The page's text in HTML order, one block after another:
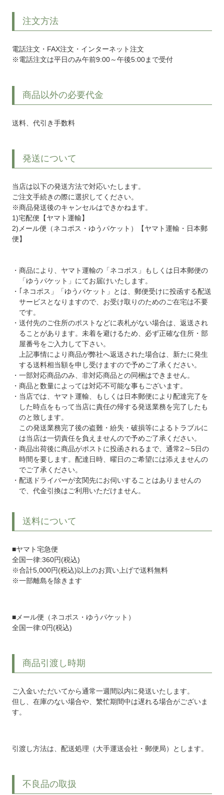
注文方法
電話注文・FAX注文・インターネット注文
※電話注文は平日のみ午前9:00～午後5:00まで受付
商品以外の必要代金
送料、代引き手数料
発送について
当店は以下の発送方法で対応いたします。
ご注文手続きの際に選択してください。
※商品発送後のキャンセルはできかねます。
1)宅配便【ヤマト運輸】
2)メール便（ネコポス・ゆうパケット）【ヤマト運輸・日本郵
便】
商品により、ヤマト運輸の「ネコポス」もしくは日本郵便の
「ゆうパケット」にてお届けいたします。
｢ネコポス」「ゆうパケット」とは、郵便受けに投函する配送
サービスとなりますので、お受け取りのためのご在宅は不要
です。
送付先のご住所のポストなどに表札がない場合は、返送され
ることがあります。未着を避けるため、必ず正確な住所・部
屋番号をご入力して下さい。
上記事情により商品が弊社へ返送された場合は、新たに発生
する送料相当額を申し受けますので予めご了承ください。
一部対応商品のみ、非対応商品との同梱はできません。
商品と数量によっては対応不可能な事もございます。
当店では、ヤマト運輸、もしくは日本郵便により配達完了を
した時点をもって当店に責任の帰する発送業務を完了したも
のと致します。
この発送業務完了後の盗難・紛失・破損等によるトラブルに
は当店は一切責任を負えませんので予めご了承ください。
商品出荷後に商品がポストに投函されるまで、通常2～5日の
時間を要します。配達日時、曜日のご希望には添えませんの
でご了承ください。
配送ドライバーが玄関先にお伺いすることはありませんの
で、代金引換はご利用いただけません。
送料について
■ヤマト宅急便
全国一律:360円(税込)
※合計5,000円(税込)以上のお買い上げで送料無料
※一部離島を除きます
■メール便（ネコポス・ゆうパケット）
全国一律:0円(税込)
商品引渡し時期
ご入金いただいてから通常一週間以内に発送いたします。
但し、在庫のない場合や、繁忙期間中は遅れる場合がございま
す。
引渡し方法は、配送処理（大手運送会社・郵便局）とします。
不良品の取扱